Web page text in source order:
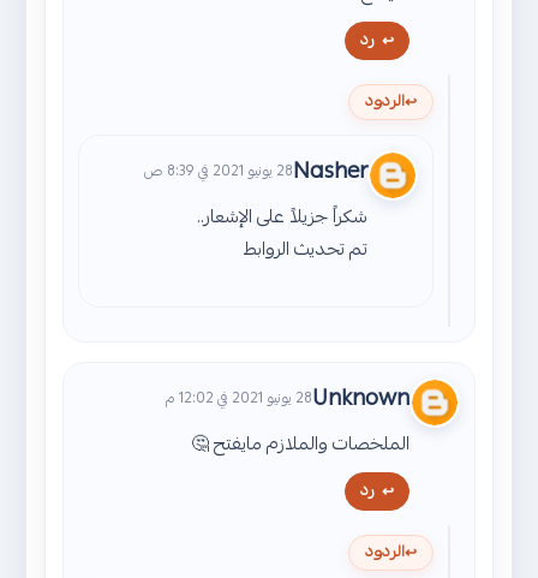
رد
الردود
Nasher28 يونيو 2021 في 8:39 ص
شكراً جزيلاً على الإشعار..
تم تحديث الروابط
Unknown28 يونيو 2021 في 12:02 م
الملخصات والملازم مايفتح 🤔
رد
الردود